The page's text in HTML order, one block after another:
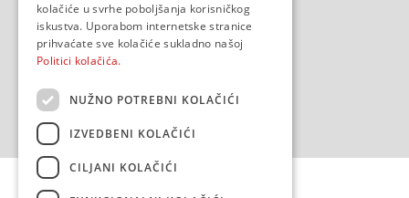
kolačiće u svrhe poboljšanja korisničkog
iskustva. Uporabom internetske stranice
prihvaćate sve kolačiće sukladno našoj
Politici kolačića.
NUŽNO POTREBNI KOLAČIĆI
IZVEDBENI KOLAČIĆI
CILJANI KOLAČIĆI